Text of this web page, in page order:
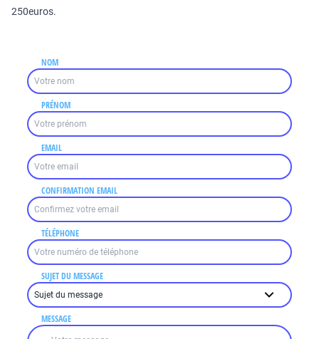
250euros.
NOM
PRÉNOM
EMAIL
CONFIRMATION EMAIL
TÉLÉPHONE
SUJET DU MESSAGE
MESSAGE